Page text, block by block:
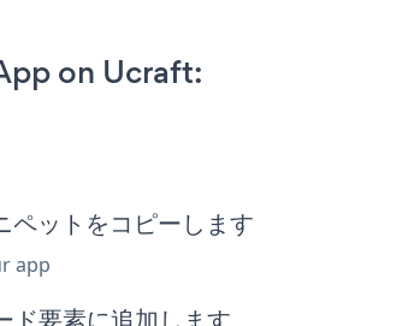
on Ucraft:
ットをコピーします
app